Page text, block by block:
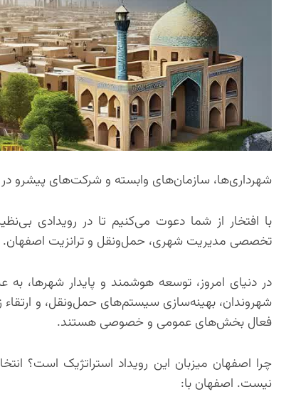
شهرداری‌ها، سازمان‌های وابسته و شرکت‌های پیشرو
با افتخار از شما دعوت می‌کنیم تا در رویدادی
تخصصی مدیریت شهری، حمل‌ونقل و ترانزیت اصفهان.
در دنیای امروز، توسعه هوشمند و پایدار شهرها،
شهروندان، بهینه‌سازی سیستم‌های حمل‌ونقل، و
فعال بخش‌های عمومی و خصوصی هستند.
چرا اصفهان میزبان این رویداد استراتژیک است؟
نیست. اصفهان با: